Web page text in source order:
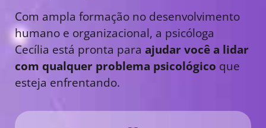
Com ampla formação no desenvolvimento
humano e organizacional, a psicóloga
Cecília está pronta para ajudar você a lidar
com qualquer problema psicológico que
esteja enfrentando.